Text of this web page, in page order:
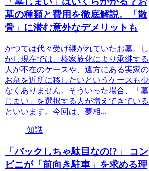
墓の種類と費用を徹底解説。「散
骨」に潜む意外なデメリットも
かつては代々受け継がれていたお墓。し
かし現在では、核家族化により承継する
人が不在のケースや、遠方にある実家の
お墓を近所に移したいというケースも少
なくありません。そういった場合、「墓
じまい」を選択する人が増えてきている
といいます。今回は、夢相...
知識
「バックしちゃ駄目なの!?」 コン
ビニが「前向き駐車」を求める理